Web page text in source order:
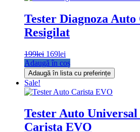
Tester Diagnoza
Resigilat
199lei Prețul
inițial
a
fost:
199lei.
169lei
curent
este:
169lei.
Adaugă în coș
Adaugă în lista cu preferințe
Sale!
Tester Auto
Carista EVO